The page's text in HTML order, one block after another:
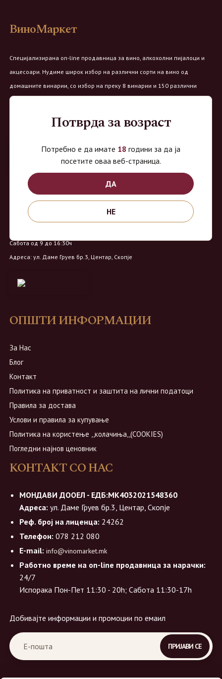
ВиноМаркет
Специјализирана on-line продавница за вино, алкохолни пијалоци и
акцесоари. Нудиме широк избор на различни сорти на вино од
домашните винарии, со избор на преку 8 винарии и 150 различни
етикети.
Овозможено од:
Продавница на Вино Маркет:
Работно време:
Понеделник - Четврток од 9 до 18ч
Сабота од 9 до 16:30ч
Адреса: ул. Даме Груев бр.3, Центар, Скопје
ОПШТИ ИНФОРМАЦИИ
За Нас
Блог
Контакт
Политика на приватност и заштита на лични податоци
Правила за достава
Услови и правила за купување
Политика на користење ,,колачиња,,(COOKIES)
Погледни најнов ценовник
КОНТАКТ СО НАС
МОНДАВИ ДООЕЛ - ЕДБ:МК4032021548360
Адреса: ул. Даме Груев бр.3, Центар, Скопје
Реф. број на лиценца: 24262
Телефон: 078 212 080
E-mail: info@vinomarket.mk
Работно време на on-line продавница за нарачки:
24/7
Испорака Пон-Пет 11:30 - 20h; Сабота 11:30-17h
Добивајте информации и промоции по емаил
Потврда за возраст
Потребно е да имате 18 години за да ја
посетите оваа веб-страница.
ДА
НЕ